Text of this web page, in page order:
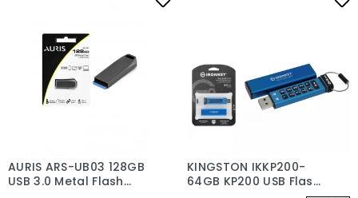
AURIS ARS-UB03 128GB
USB 3.0 Metal Flash
KINGSTON IKKP200-
64GB KP200 USB Flash